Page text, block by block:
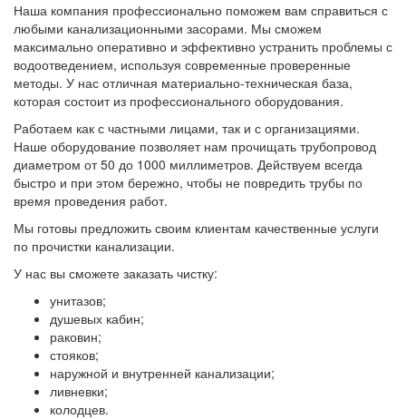
Наша компания профессионально поможем вам справиться с
любыми канализационными засорами. Мы сможем
максимально оперативно и эффективно устранить проблемы с
водоотведением, используя современные проверенные
методы. У нас отличная материально-техническая база,
которая состоит из профессионального оборудования.
Работаем как с частными лицами, так и с организациями.
Наше оборудование позволяет нам прочищать трубопровод
диаметром от 50 до 1000 миллиметров. Действуем всегда
быстро и при этом бережно, чтобы не повредить трубы по
время проведения работ.
Мы готовы предложить своим клиентам качественные услуги
по прочистки канализации.
У нас вы сможете заказать чистку:
унитазов;
душевых кабин;
раковин;
стояков;
наружной и внутренней канализации;
ливневки;
колодцев.